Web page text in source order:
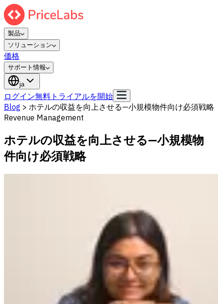
製品
ソリューション
価格
サポート情報
ja
ログイン無料トライアルを開始
Blog > ホテルの収益を向上させる—小規模物件向け必須戦略
Revenue Management
ホテルの収益を向上させる—小規模物
件向け必須戦略